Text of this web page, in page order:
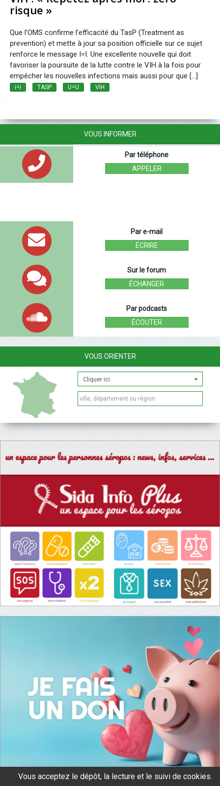
risque »
Que l’OMS confirme l’efficacité du TasP (Treatment as
prevention) et mette à jour sa position officielle sur ce sujet
renforce le message I=I. Une excellente nouvelle qui doit
favoriser la poursuite de la lutte contre le VIH à la fois pour
empêcher les nouvelles infections mais aussi pour que [...]
i=i TASP U=U VIH
VOUS INFORMER
Par téléphone
APPELER
Par e-mail
ÉCRIRE
Sur le forum
ÉCHANGER
Par podcasts
ÉCOUTER
VOUS ORIENTER
Vous acceptez le dépôt, la lecture et le suivi de cookies.